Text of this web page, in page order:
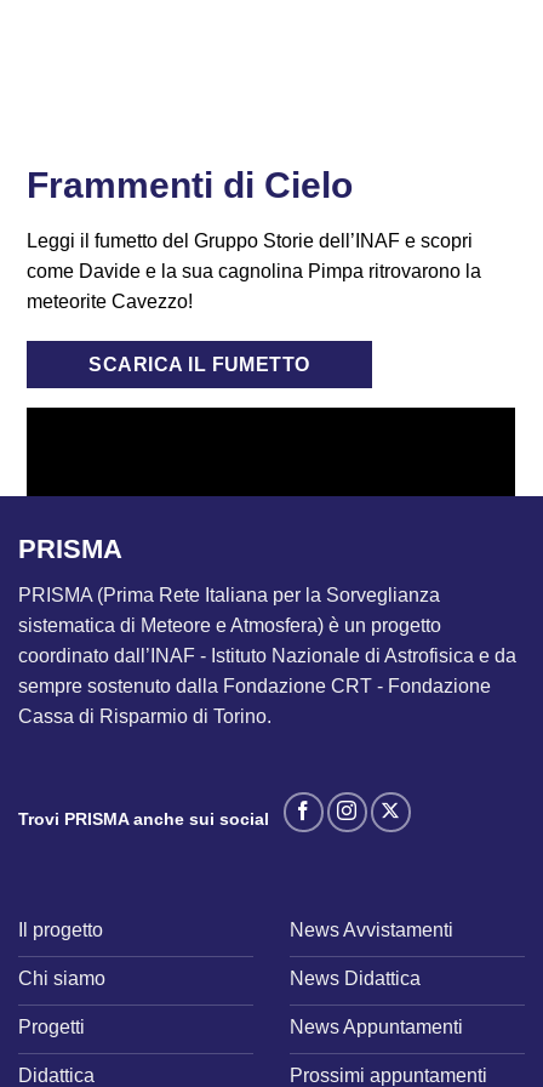
Frammenti di Cielo
Leggi il fumetto del Gruppo Storie dell’INAF e scopri
come Davide e la sua cagnolina Pimpa ritrovarono la
meteorite Cavezzo!
SCARICA IL FUMETTO
PRISMA
PRISMA (Prima Rete Italiana per la Sorveglianza
sistematica di Meteore e Atmosfera) è un progetto
coordinato dall’INAF - Istituto Nazionale di Astrofisica e da
sempre sostenuto dalla Fondazione CRT - Fondazione
Cassa di Risparmio di Torino.
Trovi PRISMA anche sui social
Il progetto
Chi siamo
Progetti
Didattica
News Avvistamenti
News Didattica
News Appuntamenti
Prossimi appuntamenti